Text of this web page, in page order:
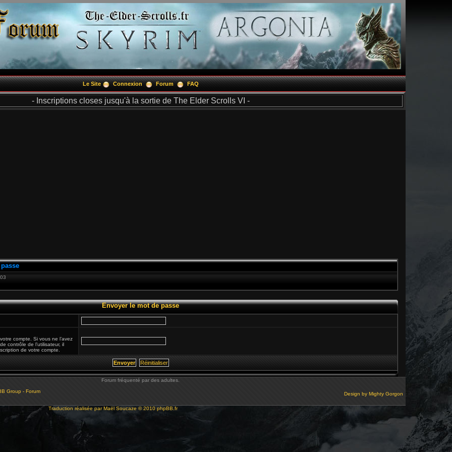
Le Site Connexion Forum FAQ
- Inscriptions closes jusqu'à la sortie de The Elder Scrolls VI -
Envoyer le mot de passe
compte. Si vous ne l’avez
contrôle de l’utilisateur, il
de votre compte.
Forum fréquenté par des adultes.
Group - Forum
Design by Mighty Gorgon
Traduction réalisée parMaël Soucaze © 2010 phpBB.fr